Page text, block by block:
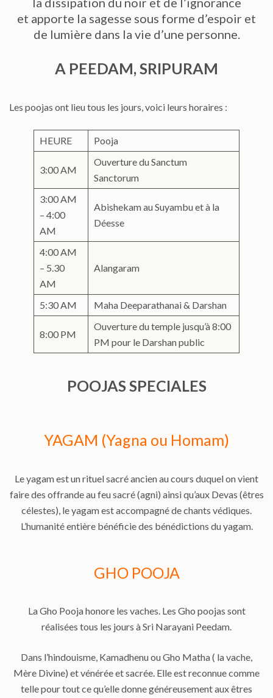
et apporte la sagesse sous forme d’espoir et
de lumière dans la vie d’une personne.
A PEEDAM, SRIPURAM
Les poojas ont lieu tous les jours, voici leurs horaires :
HEURE Pooja
3:00 AM
Ouverture du Sanctum
Sanctorum
3:00 AM
– 4:00
AM
Abishekam au Suyambu et à la
Déesse
4:00 AM
– 5.30
AM
Alangaram
5:30 AM Maha Deeparathanai & Darshan
8:00 PM
Ouverture du temple jusqu’à 8:00
PM pour le Darshan public
POOJAS SPECIALES
YAGAM (Yagna ou Homam)
Le yagam est un rituel sacré ancien au cours duquel on vient
faire des offrande au feu sacré (agni) ainsi qu’aux Devas (êtres
célestes), le yagam est accompagné de chants védiques.
L’humanité entière bénéficie des bénédictions du yagam.
GHO POOJA
La Gho Pooja honore les vaches. Les Gho poojas sont
réalisées tous les jours à Sri Narayani Peedam.
Dans l’hindouisme, Kamadhenu ou Gho Matha ( la vache,
Mère Divine) et vénérée et sacrée. Elle est reconnue comme
telle pour tout ce qu’elle donne généreusement aux êtres